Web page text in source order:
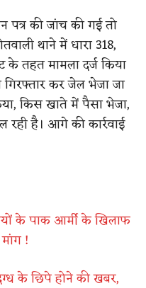
की जांच की गई तो
थाने में धारा 318,
तहत मामला दर्ज किया
कर जेल भेजा जा
किस खाते में पैसा भेजा,
है। आगे की कार्रवाई
के पाक आर्मी के खिलाफ
!
के छिपे होने की खबर,